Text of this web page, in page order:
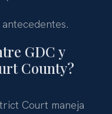
GDC y
County?
Court maneja